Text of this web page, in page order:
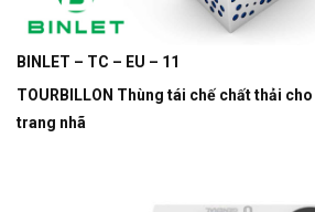
BINLET – TC – EU – 11
TOURBILLON Thùng tái chế chất thải
trang nhã